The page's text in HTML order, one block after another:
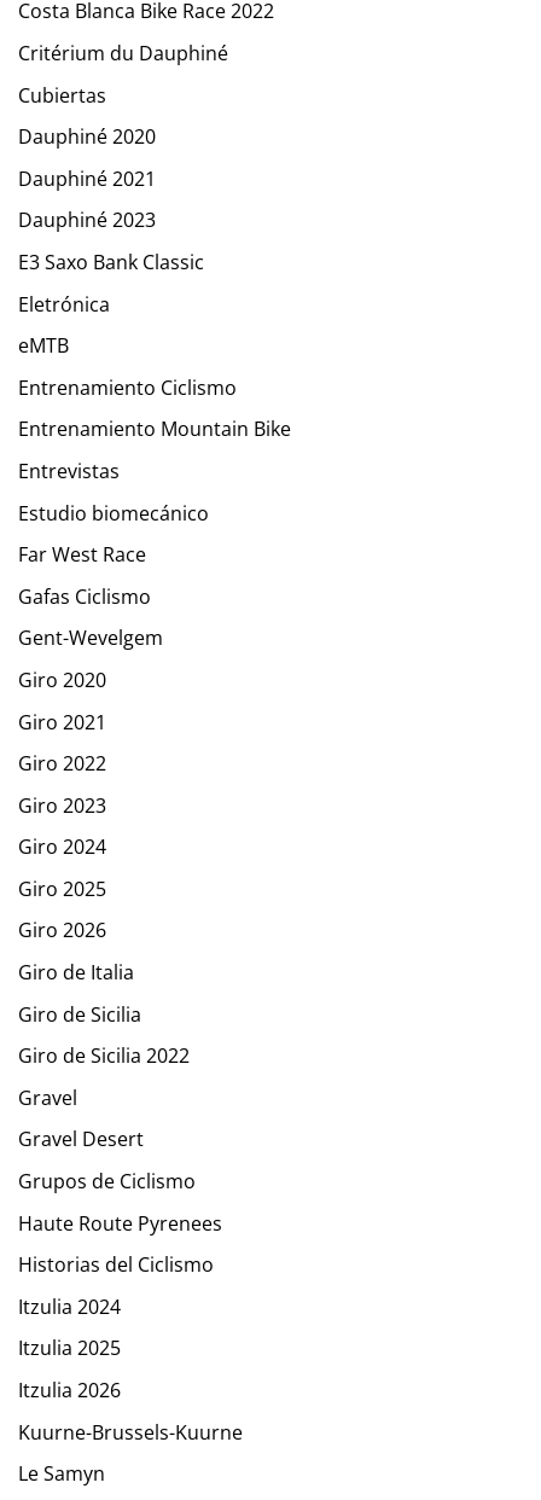
Costa Blanca Bike Race 2022
Critérium du Dauphiné
Cubiertas
Dauphiné 2020
Dauphiné 2021
Dauphiné 2023
E3 Saxo Bank Classic
Eletrónica
eMTB
Entrenamiento Ciclismo
Entrenamiento Mountain Bike
Entrevistas
Estudio biomecánico
Far West Race
Gafas Ciclismo
Gent-Wevelgem
Giro 2020
Giro 2021
Giro 2022
Giro 2023
Giro 2024
Giro 2025
Giro 2026
Giro de Italia
Giro de Sicilia
Giro de Sicilia 2022
Gravel
Gravel Desert
Grupos de Ciclismo
Haute Route Pyrenees
Historias del Ciclismo
Itzulia 2024
Itzulia 2025
Itzulia 2026
Kuurne-Brussels-Kuurne
Le Samyn